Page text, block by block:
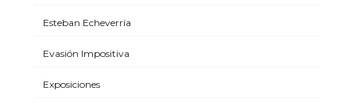
Esteban Echeverría
Evasión Impositiva
Exposiciones